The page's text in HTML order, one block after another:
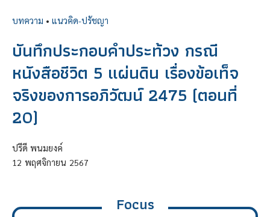
บทความ • แนวคิด-ปรัชญา
บันทึกประกอบคำประท้วง กรณี
หนังสือชีวิต 5 แผ่นดิน เรื่องข้อเท็จ
จริงของการอภิวัฒน์ 2475 (ตอนที่
20)
ปรีดี พนมยงค์
12 พฤศจิกายน 2567
Focus